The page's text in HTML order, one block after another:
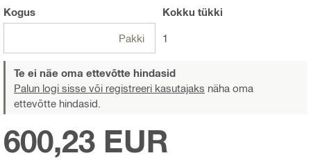
Kogus
Pakki
Kokku tükki
1
Te ei näe oma ettevõtte hindasid
Palun logi sisse või registreeri kasutajaks näha oma
ettevõtte hindasid.
600,23 EUR